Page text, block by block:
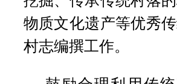
物质文化遗产等优秀
村志编撰工作。